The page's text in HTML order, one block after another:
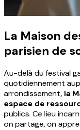
La Maison
parisien de
Au-delà du festival
quotidiennement
arrondissement, la
espace de
publics. Ce lieu
on partage, on